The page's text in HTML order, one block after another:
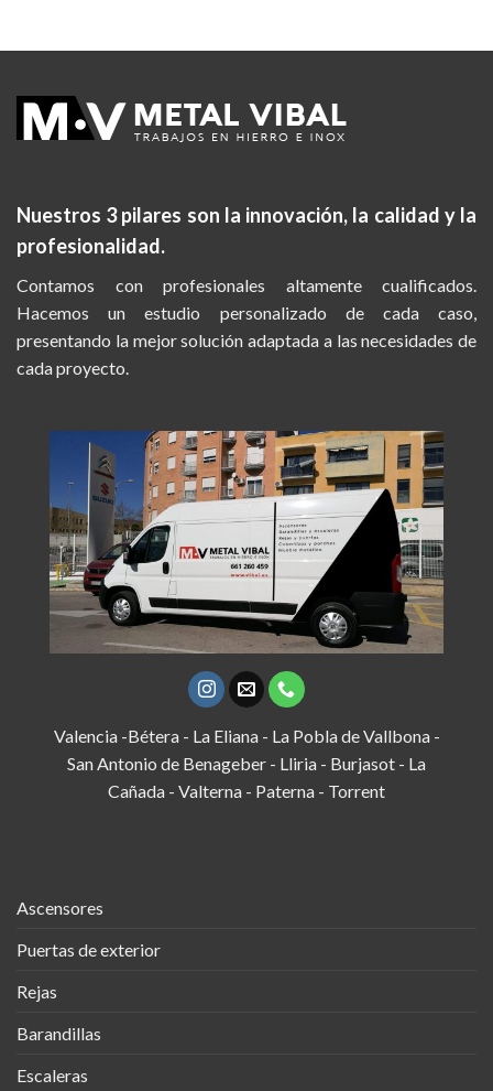
Nuestros 3 pilares son la innovación, la calidad y la
profesionalidad.
Contamos con profesionales altamente cualificados.
Hacemos un estudio personalizado de cada caso,
presentando la mejor solución adaptada a las necesidades de
cada proyecto.
Valencia -Bétera - La Eliana - La Pobla de Vallbona -
San Antonio de Benageber - Lliria - Burjasot - La
Cañada - Valterna - Paterna - Torrent
Ascensores
Puertas de exterior
Rejas
Barandillas
Escaleras